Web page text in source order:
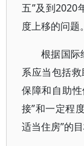
五”及到2020
度上移的问题。
根据国际
系应当包括
保障和自助
接”和一定程
适当住房”的目